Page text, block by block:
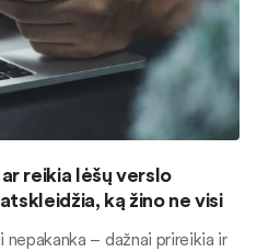
reikia lėšų verslo
ką žino ne visi
nepakanka – dažnai prireikia ir